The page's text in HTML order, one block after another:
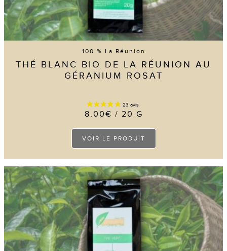
100 % La Réunion
THÉ BLANC BIO DE LA RÉUNION AU
GÉRANIUM ROSAT
8,00€ / 20 G
VOIR LE PRODUIT
Ce
a
variations.
Les
options
peuvent
être
choisies
sur
la
page
du
produit